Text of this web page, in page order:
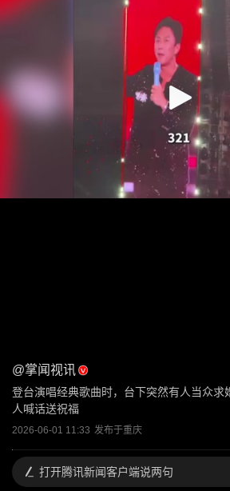
@掌闻视讯
登台演唱经典歌曲时，台下突然有人当众求
人喊话送祝福
2026-06-01 11:33 发布于重庆
打开腾讯新闻客户端说两句